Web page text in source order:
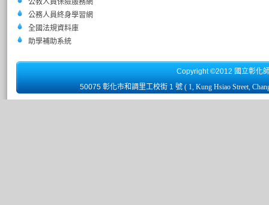
公教人員保險服務網
公務人員終身學習網
全國法規資料庫
助學補助系統
Copyright ©2012 國立彰化
50075 彰化市和調里工校街 1 號 ( 1, Kung Hsiao Street,